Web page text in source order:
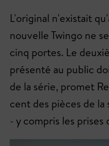
L'original n'existait
nouvelle Twingo ne
cinq portes. Le
présenté au public
de la série, promet
cent des pièces de
- y compris les prises